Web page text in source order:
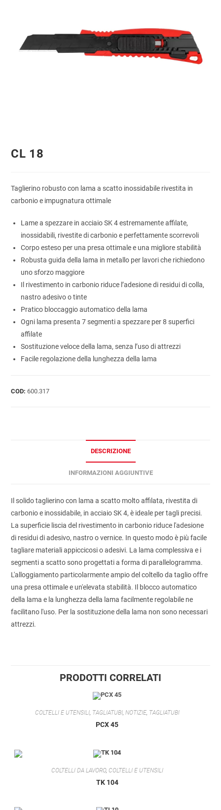
CL 18
Taglierino robusto con lama a scatto inossidabile rivestita in
carbonio e impugnatura ottimale
Lame a spezzare in acciaio SK 4 estremamente affilate,
inossidabili, rivestite di carbonio e perfettamente scorrevoli
Corpo esteso per una presa ottimale e una migliore stabilità
Robusta guida della lama in metallo per lavori che richiedono
uno sforzo maggiore
Il rivestimento in carbonio riduce l’adesione di residui di colla,
nastro adesivo o tinte
Pratico bloccaggio automatico della lama
Ogni lama presenta 7 segmenti a spezzare per 8 superfici
affilate
Sostituzione veloce della lama, senza l’uso di attrezzi
Facile regolazione della lunghezza della lama
COD:600.317
DESCRIZIONE
INFORMAZIONI AGGIUNTIVE
Il solido taglierino con lama a scatto molto affilata, rivestita di
carbonio e inossidabile, in acciaio SK 4, è ideale per tagli precisi.
La superficie liscia del rivestimento in carbonio riduce l'adesione
di residui di adesivo, nastro o vernice. In questo modo è più facile
tagliare materiali appiccicosi o adesivi. La lama complessiva e i
segmenti a scatto sono progettati a forma di parallelogramma.
L'alloggiamento particolarmente ampio del coltello da taglio offre
una presa ottimale e un'elevata stabilità. Il blocco automatico
della lama e la lunghezza della lama facilmente regolabile ne
facilitano l'uso. Per la sostituzione della lama non sono necessari
attrezzi.
PRODOTTI CORRELATI
COLTELLI E UTENSILI, TAGLIATUBI, NOTIZIE, TAGLIATUBI
PCX 45
COLTELLI DA LAVORO, COLTELLI E UTENSILI
TK 104